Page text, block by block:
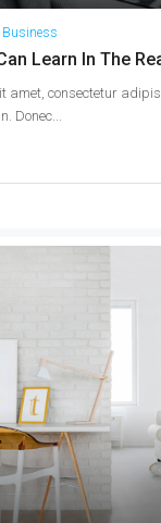
Business
Learn In The
amet, consectetur
Donec...